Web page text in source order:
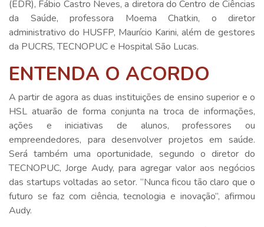
(EDR), Fábio Castro Neves, a diretora do Centro de Ciências
da Saúde, professora Moema Chatkin, o diretor
administrativo do HUSFP, Maurício Karini, além de gestores
da PUCRS, TECNOPUC e Hospital São Lucas.
ENTENDA O ACORDO
A partir de agora as duas instituições de ensino superior e o
HSL atuarão de forma conjunta na troca de informações,
ações e iniciativas de alunos, professores ou
empreendedores, para desenvolver projetos em saúde.
Será também uma oportunidade, segundo o diretor do
TECNOPUC, Jorge Audy, para agregar valor aos negócios
das startups voltadas ao setor. “Nunca ficou tão claro que o
futuro se faz com ciência, tecnologia e inovação”, afirmou
Audy.